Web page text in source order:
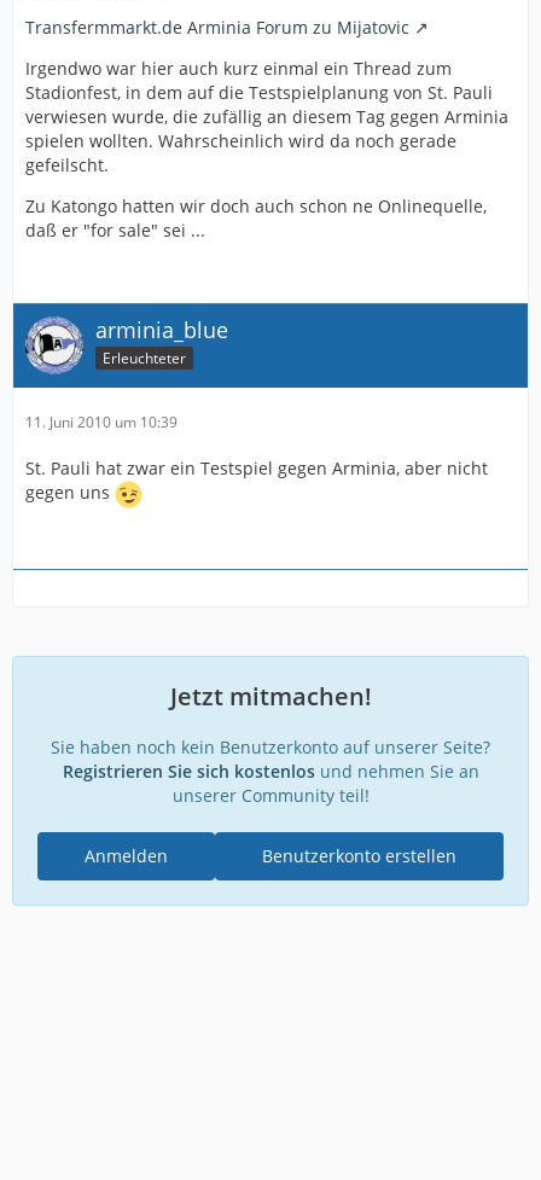
Transfermmarkt.de Arminia Forum zu Mijatovic
Irgendwo war hier auch kurz einmal ein Thread zum
Stadionfest, in dem auf die Testspielplanung von St. Pauli
verwiesen wurde, die zufällig an diesem Tag gegen Arminia
spielen wollten. Wahrscheinlich wird da noch gerade
gefeilscht.
Zu Katongo hatten wir doch auch schon ne Onlinequelle,
daß er "for sale" sei ...
arminia_blue
Erleuchteter
11. Juni 2010 um 10:39
St. Pauli hat zwar ein Testspiel gegen Arminia, aber nicht
gegen uns
Jetzt mitmachen!
Sie haben noch kein Benutzerkonto auf unserer Seite?
Registrieren Sie sich kostenlosund nehmen Sie an
unserer Community teil!
Benutzerkonto erstellen
Anmelden